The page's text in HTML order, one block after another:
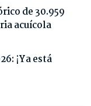
de 30.959
acuícola
¡Ya está